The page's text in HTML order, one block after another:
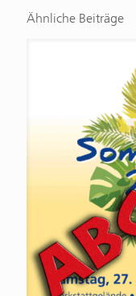
Ähnliche Beiträge